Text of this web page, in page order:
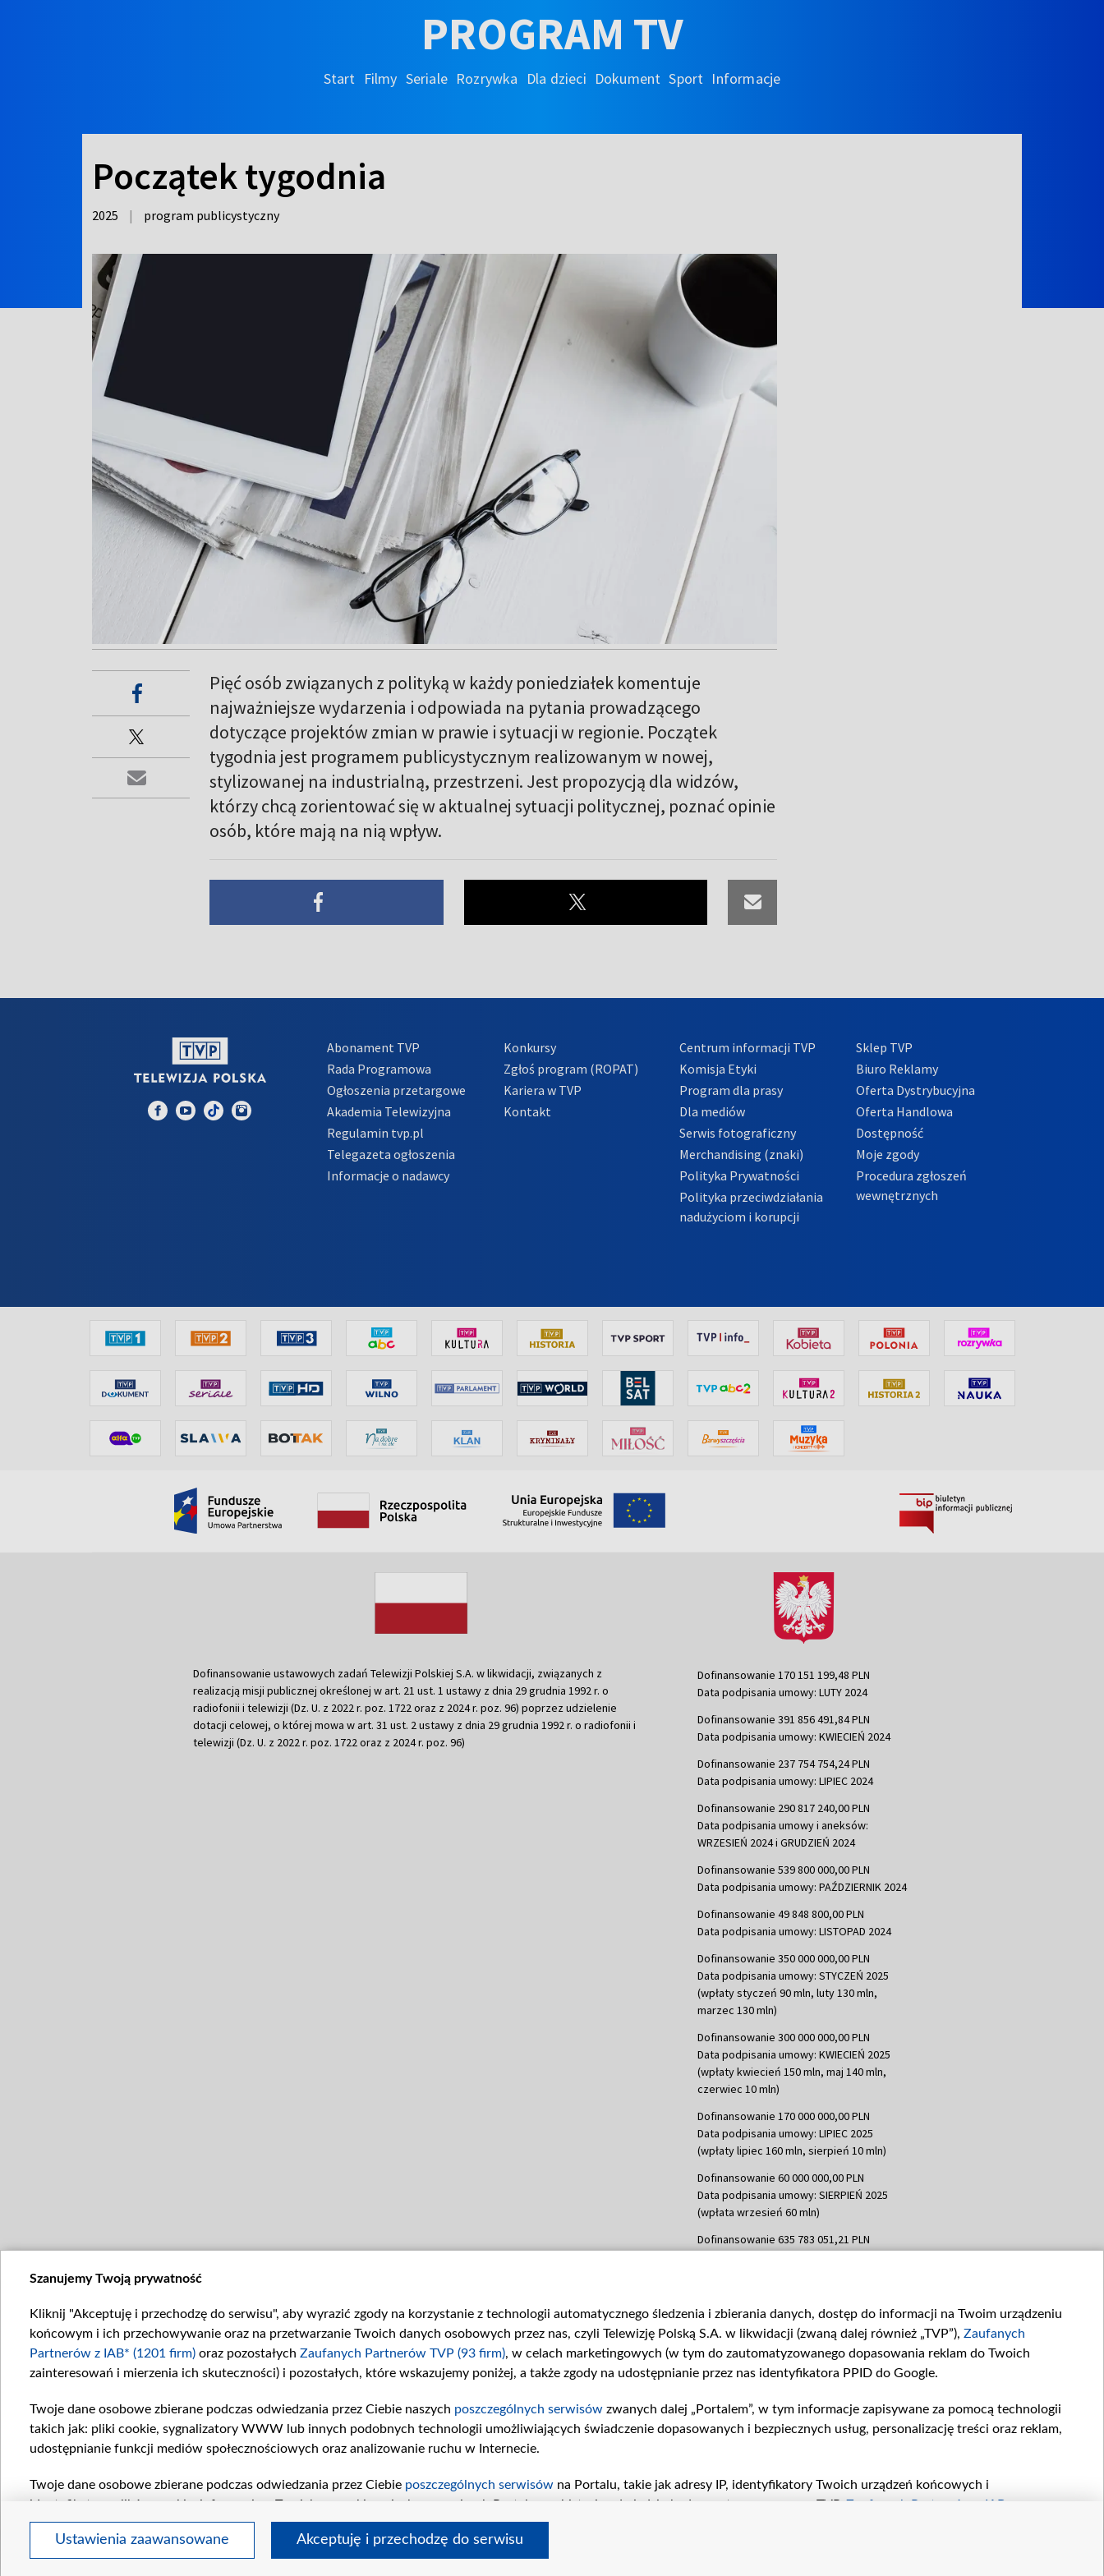
PROGRAM TV
Start Filmy Seriale Rozrywka Dla dzieci Dokument Sport Informacje
Początek tygodnia
2025 | program publicystyczny
Pięć osób związanych z polityką w każdy poniedziałek komentuje
najważniejsze wydarzenia i odpowiada na pytania prowadzącego
dotyczące projektów zmian w prawie i sytuacji w regionie. Początek
tygodnia jest programem publicystycznym realizowanym w nowej,
stylizowanej na industrialną, przestrzeni. Jest propozycją dla widzów,
którzy chcą zorientować się w aktualnej sytuacji politycznej, poznać opinie
osób, które mają na nią wpływ.
Abonament TVP
Rada Programowa
Ogłoszenia przetargowe
Akademia Telewizyjna
Regulamin tvp.pl
Telegazeta ogłoszenia
Informacje o nadawcy
Konkursy
Zgłoś program (ROPAT)
Kariera w TVP
Kontakt
Centrum informacji TVP
Komisja Etyki
Program dla prasy
Dla mediów
Serwis fotograficzny
Merchandising (znaki)
Polityka Prywatności
Polityka przeciwdziałania
nadużyciom i korupcji
Sklep TVP
Biuro Reklamy
Oferta Dystrybucyjna
Oferta Handlowa
Dostępność
Moje zgody
Procedura zgłoszeń
wewnętrznych
Dofinansowanie ustawowych zadań Telewizji Polskiej S.A. w likwidacji, związanych z
realizacją misji publicznej określonej w art. 21 ust. 1 ustawy z dnia 29 grudnia 1992 r. o
radiofonii i telewizji (Dz. U. z 2022 r. poz. 1722 oraz z 2024 r. poz. 96) poprzez udzielenie
dotacji celowej, o której mowa w art. 31 ust. 2 ustawy z dnia 29 grudnia 1992 r. o radiofonii i
telewizji (Dz. U. z 2022 r. poz. 1722 oraz z 2024 r. poz. 96)
Dofinansowanie 170 151 199,48 PLN
Data podpisania umowy: LUTY 2024
Dofinansowanie 391 856 491,84 PLN
Data podpisania umowy: KWIECIEŃ 2024
Dofinansowanie 237 754 754,24 PLN
Data podpisania umowy: LIPIEC 2024
Dofinansowanie 290 817 240,00 PLN
Data podpisania umowy i aneksów:
WRZESIEŃ 2024 i GRUDZIEŃ 2024
Dofinansowanie 539 800 000,00 PLN
Data podpisania umowy: PAŹDZIERNIK 2024
Dofinansowanie 49 848 800,00 PLN
Data podpisania umowy: LISTOPAD 2024
Dofinansowanie 350 000 000,00 PLN
Data podpisania umowy: STYCZEŃ 2025
(wpłaty styczeń 90 mln, luty 130 mln,
marzec 130 mln)
Dofinansowanie 300 000 000,00 PLN
Data podpisania umowy: KWIECIEŃ 2025
(wpłaty kwiecień 150 mln, maj 140 mln,
czerwiec 10 mln)
Dofinansowanie 170 000 000,00 PLN
Data podpisania umowy: LIPIEC 2025
(wpłaty lipiec 160 mln, sierpień 10 mln)
Dofinansowanie 60 000 000,00 PLN
Data podpisania umowy: SIERPIEŃ 2025
(wpłata wrzesień 60 mln)
Dofinansowanie 635 783 051,21 PLN
Dofinansowanie 48 862 000,00 PLN
Data podpisania umowy: GRUDZIEŃ 2025
(wpłata grudzień 60,548 mln)
Dofinansowanie 900 000 000,00 PLN
26 lutego 80 mln, 4 marca 370 mln,8
kwiecień 180 mln, 7 maja 180 mln, 8
Data podpisania umowy LIPIEC 2026 (wpłata
Szanujemy Twoją prywatność
Kliknij "Akceptuję i przechodzę do serwisu", aby wyrazić zgody na korzystanie z technologii automatycznego śledzenia i zbierania danych, dostęp do informacji na Twoim urządzeniu
końcowym i ich przechowywanie oraz na przetwarzanie Twoich danych osobowych przez nas, czyli Telewizję Polską S.A. w likwidacji (zwaną dalej również „TVP”), Zaufanych
Partnerów z IAB* (1201 firm) oraz pozostałych Zaufanych Partnerów TVP (93 firm), w celach marketingowych (w tym do zautomatyzowanego dopasowania reklam do Twoich
zainteresowań i mierzenia ich skuteczności) i pozostałych, które wskazujemy poniżej, a także zgody na udostępnianie przez nas identyfikatora PPID do Google.
Twoje dane osobowe zbierane podczas odwiedzania przez Ciebie naszych poszczególnych serwisów zwanych dalej „Portalem”, w tym informacje zapisywane za pomocą technologii
takich jak: pliki cookie, sygnalizatory WWW lub innych podobnych technologii umożliwiających świadczenie dopasowanych i bezpiecznych usług, personalizację treści oraz reklam,
udostępnianie funkcji mediów społecznościowych oraz analizowanie ruchu w Internecie.
Twoje dane osobowe zbierane podczas odwiedzania przez Ciebie poszczególnych serwisów na Portalu, takie jak adresy IP, identyfikatory Twoich urządzeń końcowych i
identyfikatory plików cookie, informacje o Twoich wyszukiwaniach w serwisach Portalu czy historia odwiedzin będą przetwarzane przez TVP, Zaufanych Partnerów z IAB
pozostałychZaufanych Partnerów TVP
dla realizacji następujących celów i funkcji: przechowywania informacji na urządzeniu lub dostęp do nich, wyboru podstawowych reklam,
wyboru spersonalizowanych reklam, tworzenia profilu spersonalizowanych reklam, tworzenia profilu spersonalizowanych treści, wyboru spersonalizowanych treści, pomiaru
Ustawienia zaawansowane Akceptuję i przechodzę do serwisu